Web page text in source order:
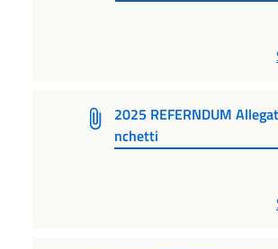
2025 REFERNDUM
nchetti